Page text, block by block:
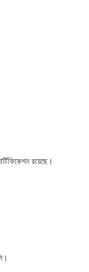
রয়েছে।